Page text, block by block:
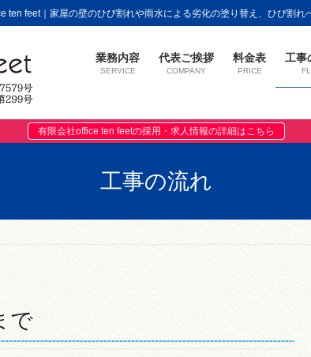
feet｜家屋の壁のひび割れや雨水による劣化の塗り替え、ひび割れ
業務内容
SERVICE
代表ご挨拶
COMPANY
料金表
PRICE
工事
有限会社office ten feetの採用・求人情報の詳細はこちら
工事の流れ
で